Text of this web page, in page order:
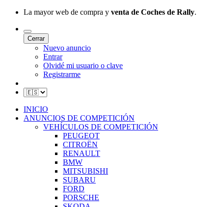
La mayor web de compra y venta de Coches de Rally.
Cerrar
Nuevo anuncio
Entrar
Olvidé mi usuario o clave
Registrarme
INICIO
ANUNCIOS DE COMPETICIÓN
VEHÍCULOS DE COMPETICIÓN
PEUGEOT
CITROËN
RENAULT
BMW
MITSUBISHI
SUBARU
FORD
PORSCHE